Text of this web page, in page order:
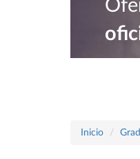
Inicio